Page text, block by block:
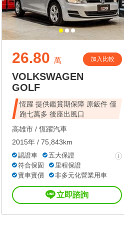
26.80 萬 加入比較
VOLKSWAGEN
GOLF
恆躍 提供鑑賞期保障 原鈑件 僅
跑七萬多 後座出風口
高雄市 /恆躍汽車
2015年 / 75,843km
認證車
五大保證
符合保固
里程保證
實車實價
非多元化營業用車
立即諮詢